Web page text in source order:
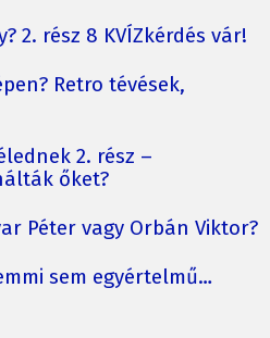
2. rész 8 KVÍZkérdés vár!
Retro tévések,
2. rész –
őket?
Péter vagy Orbán Viktor?
sem egyértelmű…